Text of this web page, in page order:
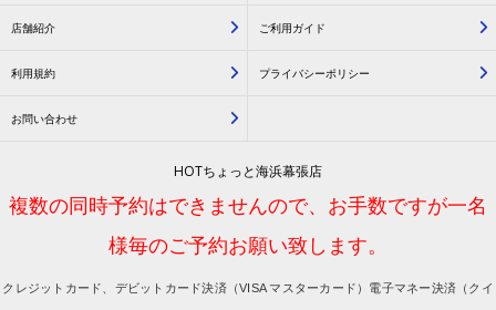
店舗紹介 ご利用ガイド
利用規約 プライバシーポリシー
お問い合わせ
HOTちょっと海浜幕張店
複数の同時予約はできませんので、お手数ですが一名
様毎のご予約お願い致します。
クレジットカード、デビットカード決済（VISA マスターカード）電子マネー決済（クイ